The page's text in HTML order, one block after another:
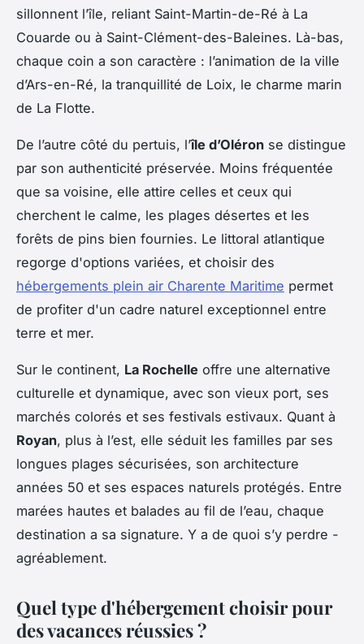
sillonnent l’île, reliant Saint-Martin-de-Ré à La
Couarde ou à Saint-Clément-des-Baleines. Là-bas,
chaque coin a son caractère : l’animation de la ville
d’Ars-en-Ré, la tranquillité de Loix, le charme marin
de La Flotte.
De l’autre côté du pertuis, l’île d’Oléron se distingue
par son authenticité préservée. Moins fréquentée
que sa voisine, elle attire celles et ceux qui
cherchent le calme, les plages désertes et les
forêts de pins bien fournies. Le littoral atlantique
regorge d'options variées, et choisir des
hébergements plein air Charente Maritime permet
de profiter d'un cadre naturel exceptionnel entre
terre et mer.
Sur le continent, La Rochelle offre une alternative
culturelle et dynamique, avec son vieux port, ses
marchés colorés et ses festivals estivaux. Quant à
Royan, plus à l’est, elle séduit les familles par ses
longues plages sécurisées, son architecture
années 50 et ses espaces naturels protégés. Entre
marées hautes et balades au fil de l’eau, chaque
destination a sa signature. Y a de quoi s’y perdre -
agréablement.
Quel type d'hébergement choisir pour
des vacances réussies ?